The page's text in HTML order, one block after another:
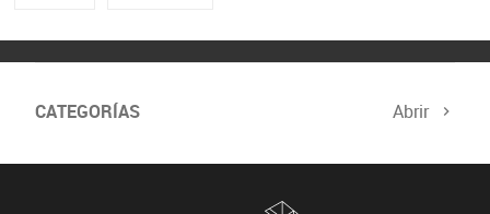
CATEGORÍAS Abrir